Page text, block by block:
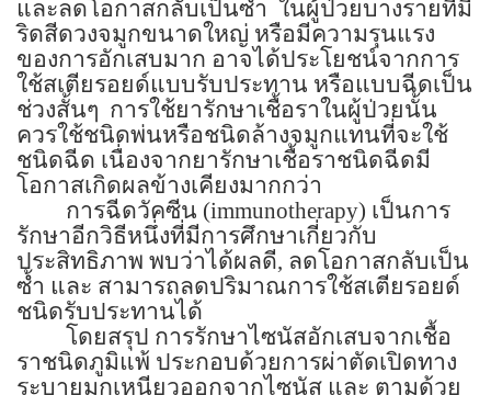
และลดโอกาสกลับเป็นซ้ำ ในผู้ป่วยบางรายที่มี
ริดสีดวงจมูกขนาดใหญ่ หรือมีความรุนแรง
ของการอักเสบมาก อาจได้ประโยชน์จากการ
ใช้สเตียรอยด์แบบรับประทาน หรือแบบฉีดเป็น
ช่วงสั้นๆ การใช้ยารักษาเชื้อราในผู้ป่วยนั้น
ควรใช้ชนิดพ่นหรือชนิดล้างจมูกแทนที่จะใช้
ชนิดฉีด เนื่องจากยารักษาเชื้อราชนิดฉีดมี
โอกาสเกิดผลข้างเคียงมากกว่า
การฉีดวัคซีน (immunotherapy) เป็นการ
รักษาอีกวิธีหนึ่งที่มีการศึกษาเกี่ยวกับ
ประสิทธิภาพ พบว่าได้ผลดี, ลดโอกาสกลับเป็น
ซ้ำ และ สามารถลดปริมาณการใช้สเตียรอยด์
ชนิดรับประทานได้
โดยสรุป การรักษาไซนัสอักเสบจากเชื้อ
ราชนิดภูมิแพ้ ประกอบด้วยการผ่าตัดเปิดทาง
ระบายมูกเหนียวออกจากไซนัส และ ตามด้วย